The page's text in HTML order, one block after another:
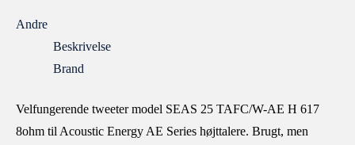
Andre
Beskrivelse
Brand
Velfungerende tweeter model SEAS 25 TAFC/W-AE H 617
8ohm til Acoustic Energy AE Series højttalere. Brugt, men